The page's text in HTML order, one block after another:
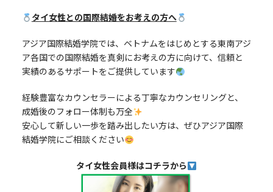
タイ女性との国際結婚をお考えの方へ
アジア国際結婚学院では、ベトナムをはじめとする東南アジ
ア各国での国際結婚を真剣にお考えの方に向けて、信頼と
実績のあるサポートをご提供しています
経験豊富なカウンセラーによる丁寧なカウンセリングと、
成婚後のフォロー体制も万全
安心して新しい一歩を踏み出したい方は、ぜひアジア国際
結婚学院にご相談ください
タイ女性会員様はコチラから